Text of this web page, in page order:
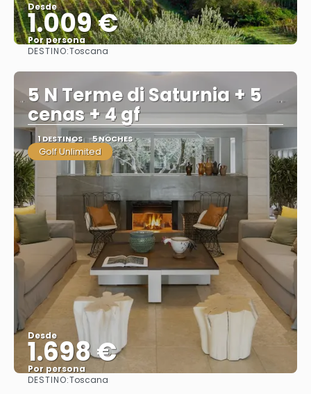
Desde
1.009 €
Por persona
DESTINO:Toscana
5 N Terme di Saturnia + 5
cenas + 4 gf
1 DESTINOS 5 NOCHES
Golf Unlimited
Desde
1.698 €
Por persona
DESTINO:Toscana